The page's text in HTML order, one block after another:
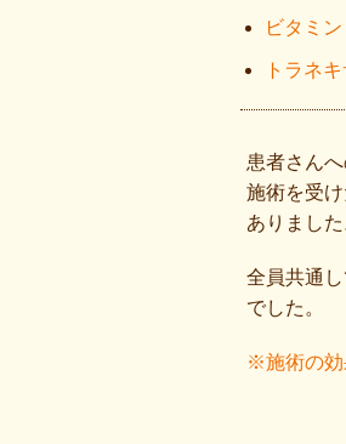
ビタミン
トラネ
患者さん
施術を受
ありました
全員共通し
でした。
※施術の効